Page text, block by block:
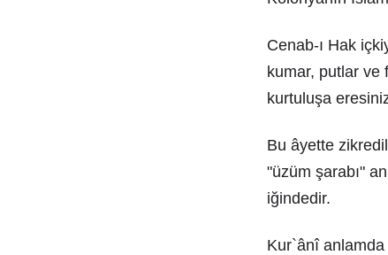
Cenab-ı Hak
kumar, putlar ve
kurtuluşa
Bu âyette
"üzüm şarabı"
iğindedir.
Kur`ânî